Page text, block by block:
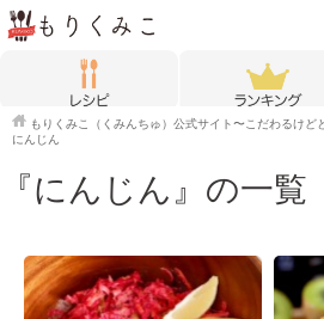
もりくみこ（くみんちゅ）公式サイト〜こだわるけど
にんじん
『にんじん』の一覧